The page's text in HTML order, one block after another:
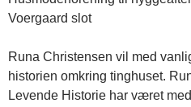
Voergaard slot
Runa Christensen vil med
historien omkring tinghuset.
Levende Historie har været